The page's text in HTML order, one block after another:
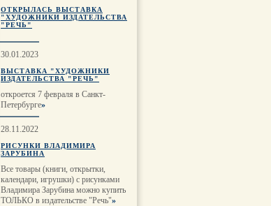
ОТКРЫЛАСЬ ВЫСТАВКА
"ХУДОЖНИКИ ИЗДАТЕЛЬСТВА
"РЕЧЬ"
30.01.2023
ВЫСТАВКА "ХУДОЖНИКИ
ИЗДАТЕЛЬСТВА "РЕЧЬ"
откроется 7 февраля в Санкт-
Петербурге»
28.11.2022
РИСУНКИ ВЛАДИМИРА
ЗАРУБИНА
Все товары (книги, открытки,
календари, игрушки) с рисунками
Владимира Зарубина можно купить
ТОЛЬКО в издательстве "Речь"»